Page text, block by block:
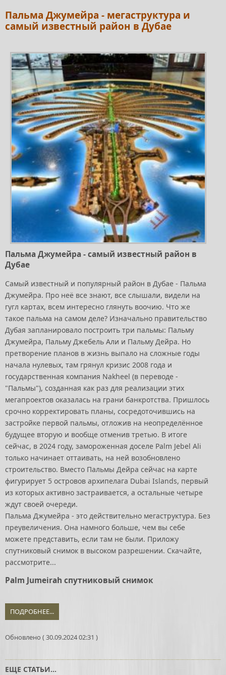
Пальма Джумейра - мегаструктура и
самый известный район в Дубае
Пальма Джумейра - самый известный район в
Дубае
Самый известный и популярный район в Дубае - Пальма
Джумейра. Про неё все знают, все слышали, видели на
гугл картах, всем интересно глянуть воочию. Что же
такое пальма на самом деле? Изначально правительство
Дубая запланировало построить три пальмы: Пальму
Джумейра, Пальму Джебель Али и Пальму Дейра. Но
претворение планов в жизнь выпало на сложные годы
начала нулевых, там грянул кризис 2008 года и
государственная компания Nakheel (в переводе -
"Пальмы"), созданная как раз для реализации этих
мегапроектов оказалась на грани банкротства. Пришлось
срочно корректировать планы, сосредоточившись на
застройке первой пальмы, отложив на неопределённое
будущее вторую и вообще отменив третью. В итоге
сейчас, в 2024 году, замороженная доселе Palm Jebel Ali
только начинает оттаивать, на ней возобновлено
строительство. Вместо Пальмы Дейра сейчас на карте
фигурирует 5 островов архипелага Dubai Islands, первый
из которых активно застраивается, а остальные четыре
ждут своей очереди.
Пальма Джумейра - это действительно мегаструктура. Без
преувеличения. Она намного больше, чем вы себе
можете представить, если там не были. Приложу
спутниковый снимок в высоком разрешении. Скачайте,
рассмотрите...
Palm Jumeirah спутниковый снимок
ПОДРОБНЕЕ...
Обновлено ( 30.09.2024 02:31 )
ЕЩЕ СТАТЬИ...